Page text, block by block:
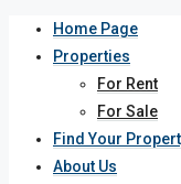
Home Page
Properties
For Rent
For Sale
Find Your
About Us